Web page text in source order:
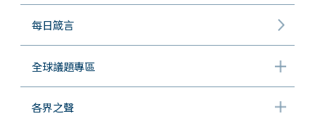
每日箴言
全球議題專區
各界之聲